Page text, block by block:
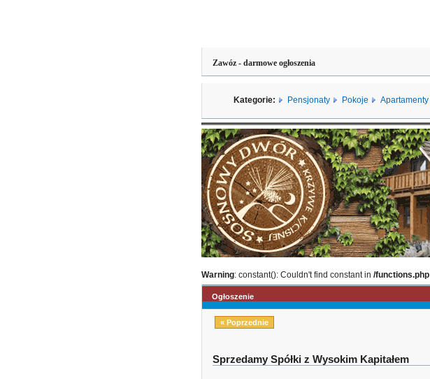
Zawóz - darmowe ogłoszenia
Kategorie: Pensjonaty Pokoje Apartamenty
Warning: constant(): Couldn't find constant in /functions.php
Ogłoszenie
« Poprzednie
Sprzedamy Spółki z Wysokim Kapitałem